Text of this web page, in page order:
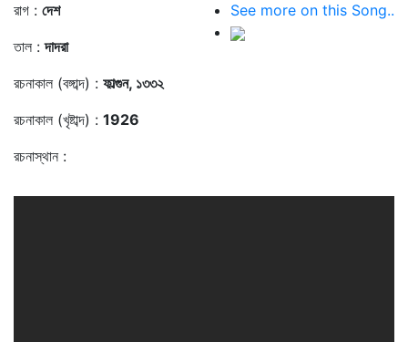
রাগ : দেশ
তাল :দাদরা
রচনাকাল (বঙ্গাব্দ) : ফাল্গুন, ১৩৩২
রচনাকাল (খৃষ্টাব্দ) : 1926
রচনাস্থান :
See more on this Song..